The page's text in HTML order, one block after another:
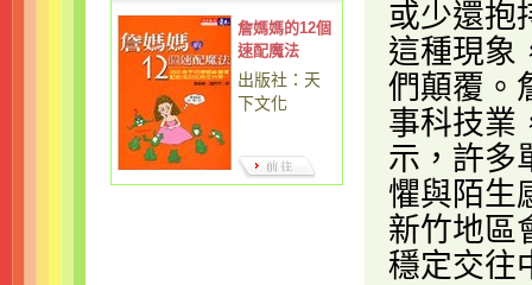
詹媽媽的12個
速配魔法
出版社：天
下文化
或少還抱
這種現象
們顛覆。
事科技業
示，許多
懼與陌生
新竹地區
穩定交往